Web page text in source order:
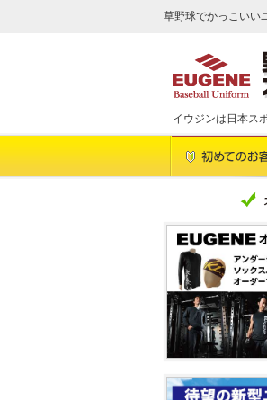
草野球でかっこいい
イウジンは日本ス